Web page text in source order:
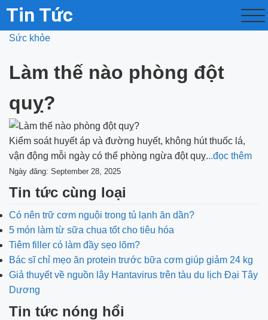
Tin Tức
Sức khỏe
Làm thế nào phòng đột
quỵ?
Kiểm soát huyết áp và đường huyết, không hút thuốc lá,
vận động mỗi ngày có thể phòng ngừa đột quỵ...đọc thêm
Ngày đăng: September 28, 2025
Tin tức cùng loại
Có nên trữ cơm nguội trong tủ lạnh ăn dần?
5 món làm từ sữa chua tốt cho tiêu hóa
Tiêm filler có làm đầy sẹo lõm?
Bác sĩ chỉ mẹo ăn protein trước bữa cơm giúp giảm 24 kg
Giả thuyết về nguồn lây Hantavirus trên tàu du lịch Đại Tây
Dương
Tin tức nóng hổi